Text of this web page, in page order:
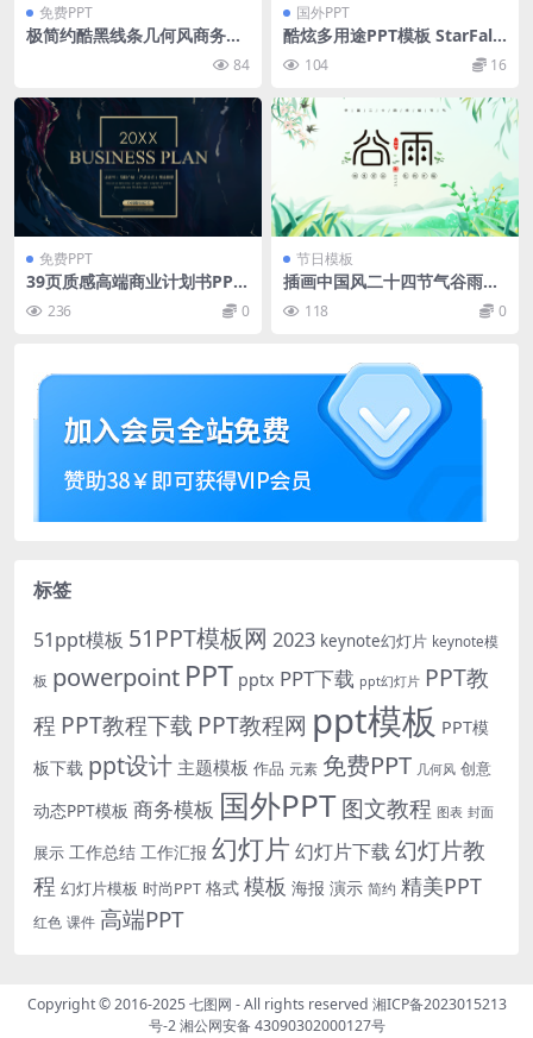
免费PPT
极简约酷黑线条几何风商务通
84
国外PPT
酷炫多用途PPT模板 StarFall
– Multipurpose Presentatio
n 104 16
免费PPT
39页质感高端商业计划书PPT
236 0
节日模板
插画中国风二十四节气谷雨主
118 0
标签
51ppt模板 51PPT模板网 2023 keynote幻灯片 keynote模
板 powerpoint PPT pptx PPT下载 ppt幻灯片 PPT教
程 PPT教程下载 PPT教程网 ppt模板 PPT模
板下载 ppt设计 主题模板 作品 元素 免费PPT 几何风 创意
动态PPT模板 商务模板 国外PPT图文教程 图表 封面
展示 工作总结 工作汇报 幻灯片 幻灯片下载 幻灯片教
程 幻灯片模板 时尚PPT 格式 模板 海报 演示 简约 精美PPT
红色 课件 高端PPT
Copyright © 2016-2025七图网 - All rights reserved 湘ICP备2023015213
号-2湘公网安备 43090302000127号